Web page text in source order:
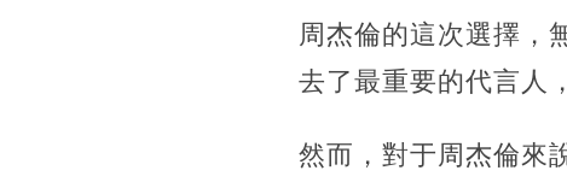
周杰倫的這次選擇，
去了最重要的代言人
然而，對于周杰倫來